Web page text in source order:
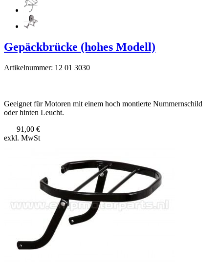
Gepäckbrücke (hohes Modell)
Artikelnummer: 12 01 3030
Geeignet für Motoren mit einem hoch montierte Nummernschild
oder hinten Leucht.
91,00 €
exkl. MwSt